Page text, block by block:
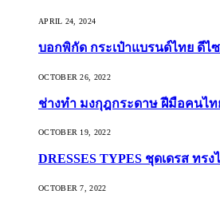
APRIL 24, 2024
บอกพิกัด กระเป๋าแบรนด์ไทย ดีไ
OCTOBER 26, 2022
ช่างทำ มงกุฎกระดาษ ฝีมือคนไท
OCTOBER 19, 2022
DRESSES TYPES ชุดเดรส ทรง
OCTOBER 7, 2022